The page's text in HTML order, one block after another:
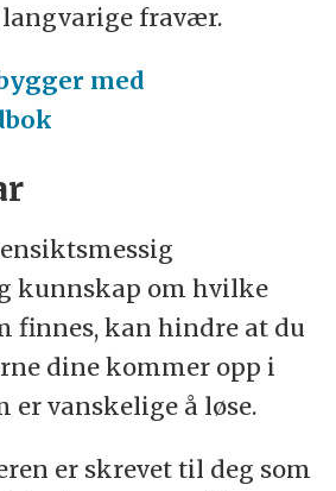
fravær.
med
kunnskap om hvilke
finnes, kan hindre at du
dine kommer opp i
er vanskelige å løse.
er skrevet til deg som